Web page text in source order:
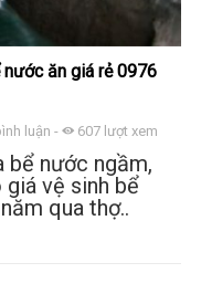
nước ăn giá rẻ 0976
luận - 607 lượt xem
bể nước ngầm,
vệ sinh bể
qua thợ..